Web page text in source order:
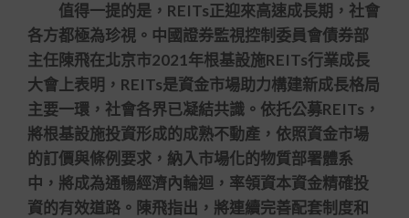
值得一提的是，REITs正迎來高速成長期，社會
各方都極為珍視。中國證券監視控制委員會債券部
主任陳飛在北京市2021年根基設施REITs行業成長
大會上表明，REITs是資金市場助力構建新成長格局
主要一環，社會各界已凝結共識。依托公募REITs，
將根基設施投資形成的成熟不動產，依照資金市場
的訂價與條例要求，納入市場化的物質部署體系
中，將成為通暢經濟內輪迴，率領資本資金精確投
資的有效道路。陳飛指出，將連續完善配套制度和